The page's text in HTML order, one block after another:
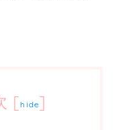
[ hide]